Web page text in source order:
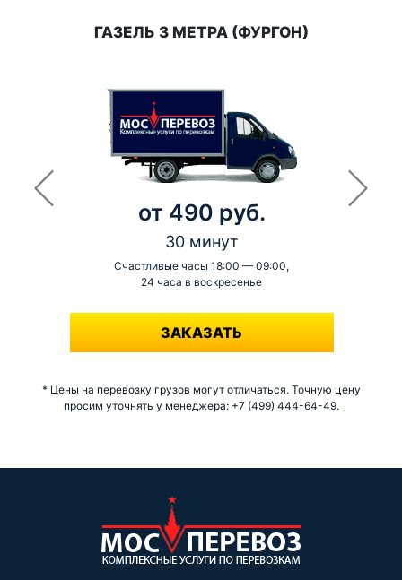
ГАЗЕЛЬ 3 МЕТРА (ФУРГОН)
от 490 руб.
30 минут
Счастливые часы 18:00 — 09:00,
24 часа в воскресенье
-
ЗАКАЗАТЬ
* Цены на перевозку грузов могут отличаться. Точную цену
просим уточнять у менеджера: +7 (499) 444-64-49.